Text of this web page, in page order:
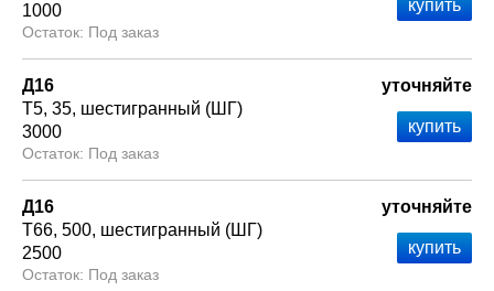
1000
Под заказ
Д16
Т5 35 шестигранный (ШГ)
3000
Под заказ
уточняйте
Д16
Т66 500 шестигранный (ШГ)
2500
Под заказ
уточняйте